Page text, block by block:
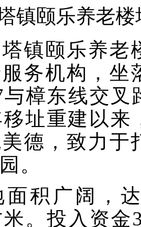
镇颐乐养老楼
镇颐乐养老
务机构，坐
与樟东线交
移址重建以
德，致力于
。
面积广阔，
。投入资金